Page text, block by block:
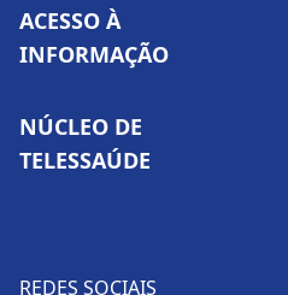
ACESSO À
INFORMAÇÃO
NÚCLEO DE
TELESSAÚDE
REDES SOCIAIS